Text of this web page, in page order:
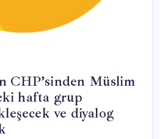
CHP’sinden Müslim
hafta grup
ve diyalog